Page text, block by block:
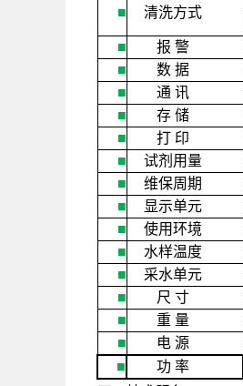
■ 清洗方式
■
报 警
■
数 据
■
通 讯
■
存 储
■
打 印
■
试剂用量
■
维保周期
■
显示单元
■
使用环境
■
水样温度
■
采水单元
■
尺 寸
■
重 量
■
电 源
■
功 率